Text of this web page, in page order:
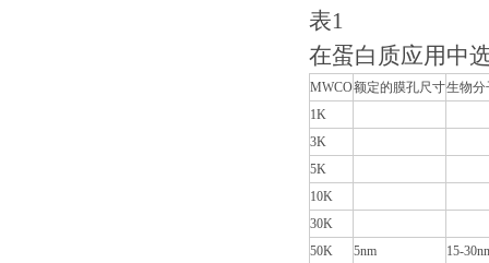
表1
在蛋白质应用中
MWCO额定的膜孔尺寸生物分
1K
3K
5K
10K
30K
50K
5nm
15-